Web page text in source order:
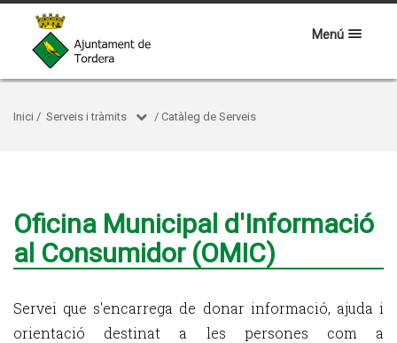
Menú
Inici / Serveis i tràmits / Catàleg de Serveis
Oficina Municipal d'Informació
al Consumidor (OMIC)
Servei que s'encarrega de donar informació, ajuda i
orientació destinat a les persones com a